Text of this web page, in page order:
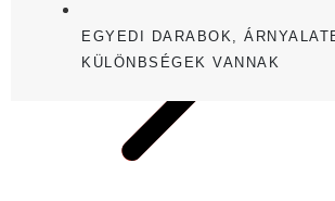
EGYEDI DARABOK,
KÜLÖNBSÉGEK VANNAK